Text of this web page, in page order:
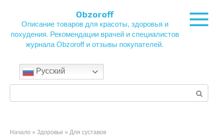
контенту
Obzoroff
Описание товаров для красоты, здоровья и
похудения. Рекомендации врачей и специалистов
журнала Obzoroff и отзывы покупателей.
Русский
Начало » Здоровье » Для суставов